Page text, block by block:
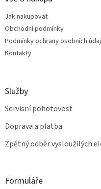
Jak nakupovat
Obchodní podmínky
Podmínky ochrany osobních
Kontakty
Služby
Servisní pohotovost
Doprava a platba
Zpětný odběr vysloužilých
Formuláře